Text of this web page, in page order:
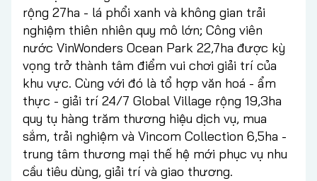
rộng 27ha - lá phổi xanh và không gian trải
nghiệm thiên nhiên quy mô lớn; Công viên
nước VinWonders Ocean Park 22,7ha được kỳ
vọng trở thành tâm điểm vui chơi giải trí của
khu vực. Cùng với đó là tổ hợp văn hoá - ẩm
thực - giải trí 24/7 Global Village rộng 19,3ha
quy tụ hàng trăm thương hiệu dịch vụ, mua
sắm, trải nghiệm và Vincom Collection 6,5ha -
trung tâm thương mại thế hệ mới phục vụ nhu
cầu tiêu dùng, giải trí và giao thương.